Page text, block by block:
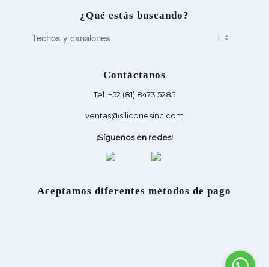
¿Qué estás buscando?
Contáctanos
Tel. +52 (81) 8473 5285
ventas@siliconesinc.com
¡Síguenos en redes!
Aceptamos diferentes métodos de pago